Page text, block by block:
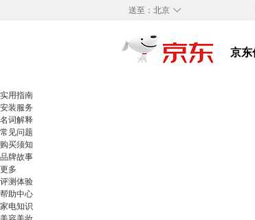
◇
送至： 北京
实用指南
安装服务
名词解释
常见问题
购买须知
品牌故事
更多
评测体验
帮助中心
家电知识